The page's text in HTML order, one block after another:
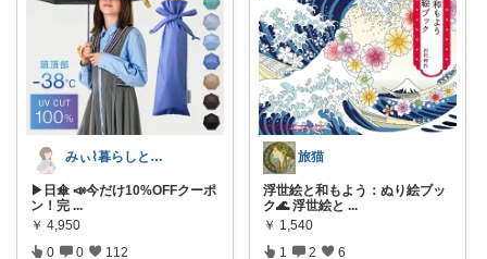
みぃ⌇暮らしと育児のおすすめアイテム💐
▶︎日傘 📣今だけ10%OFFクーポ
ン！完 ...
￥ 4,950
0 0 112
旅猫
浮世絵と和もよう：ぬり絵ブッ
ク🌊 浮世絵と ...
￥ 1,540
1 2 6